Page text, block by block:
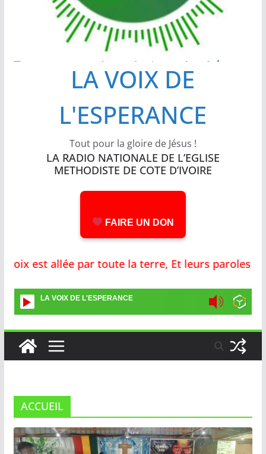
LA VOIX DE
L'ESPERANCE
Tout pour la gloire de Jésus !
LA RADIO NATIONALE DE L’EGLISE
METHODISTE DE COTE D’IVOIRE
FAIRE UN DON
par toute la terre, Et leurs paroles jusqu'aux
LA VOIX DE L'ESPERANCE
ACCUEIL